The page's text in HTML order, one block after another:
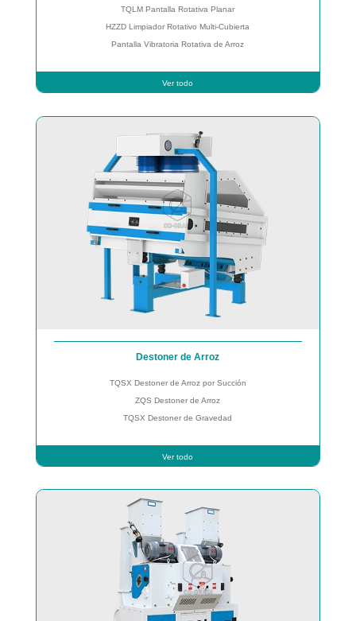
TQLM Pantalla Rotativa Planar
HZZD Limpiador Rotativo Multi-Cubierta
Pantalla Vibratoria Rotativa de Arroz
Ver todo
Destoner de Arroz
TQSX Destoner de Arroz por Succión
ZQS Destoner de Arroz
TQSX Destoner de Gravedad
Ver todo